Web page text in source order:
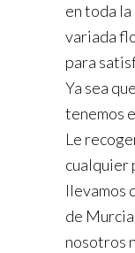
en toda
variada
para
Ya sea
tenemos
Le
cualquier
llevamos
de
nosotros